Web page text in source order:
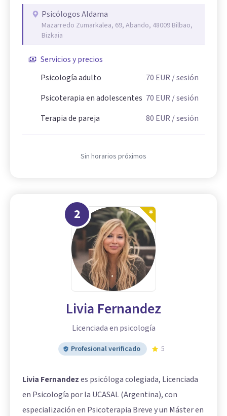
Psicólogos Aldama
Mazarredo Zumarkalea, 69, Abando, 48009 Bilbao,
Bizkaia
Servicios y precios
Psicología adulto
70 EUR/ sesión
Psicoterapia en adolescentes 70 EUR/ sesión
Terapia de pareja
80 EUR/ sesión
Sin horarios próximos
2
Livia Fernandez
Licenciada en psicología
Profesional verificado 5
Livia Fernandezes psicóloga colegiada, Licenciada
en Psicología por la UCASAL (Argentina), con
especialización en Psicoterapia Breve y un Máster en